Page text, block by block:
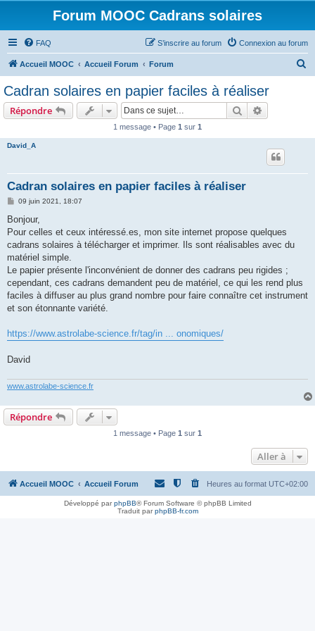
Forum MOOC Cadrans solaires
FAQ Connexion au forum
S’inscrire au forum
Accueil MOOC Accueil Forum Forum
Cadran solaires en papier faciles à réaliser
Répondre Rechercher
1 message • Page 1 sur 1
David_A
Cadran solaires en papier faciles à réaliser
M
s
a
g
09 juin 2021, 18:07
Bonjour,
Pour celles et ceux intéressé.es, mon site internet propose quelques
cadrans solaires à télécharger et imprimer. Ils sont réalisables avec du
matériel simple.
Le papier présente l'inconvénient de donner des cadrans peu rigides ;
cependant, ces cadrans demandent peu de matériel, ce qui les rend plus
faciles à diffuser au plus grand nombre pour faire connaître cet instrument
et son étonnante variété.
https://www.astrolabe-science.fr/tag/in ... onomiques/
David
www.astrolabe-science.fr
Répondre
1 message • Page 1 sur 1
Aller à
Accueil MOOC Accueil Forum Heures au format UTC+02:00
Développé parphpBB® Forum Software © phpBB Limited
Traduit parphpBB-fr.com